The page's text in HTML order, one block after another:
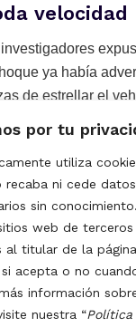
por tu
utiliza
recaba ni cede
sin
web de
al titular de la
acepta o no
información
nuestra “Política
velocidad
ya había
de estrellar el
y control. Un
el
de frenada. Para
e intencional”.
de seguridad —
vacilar, hasta
— reforzó esa